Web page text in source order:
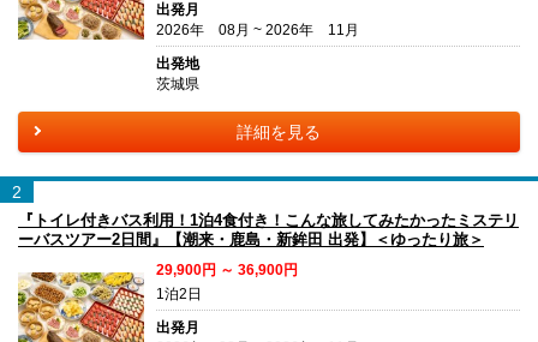
出発月
2026年 08月 ~ 2026年 11月
出発地
茨城県
詳細を見る
2
『トイレ付きバス利用！1泊4食付き！こんな旅してみたかったミステリ
ーバスツアー2日間』【潮来・鹿島・新鉾田 出発】＜ゆったり旅＞
29,900円 ～ 36,900円
1泊2日
出発月